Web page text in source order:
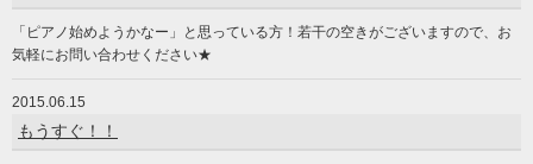
「ピアノ始めようかなー」と思っている方！若干の空きがございますので、お
気軽にお問い合わせください★
2015.06.15
もうすぐ！！